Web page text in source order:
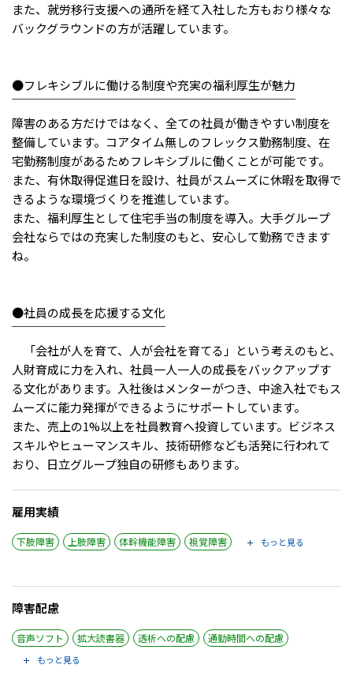
また、就労移行支援への通所を経て入社した方もおり様々な
バックグラウンドの方が活躍しています。
●フレキシブルに働ける制度や充実の福利厚生が魅力
￣￣￣￣￣￣￣￣￣￣￣￣￣￣￣￣￣￣￣￣￣￣￣￣
障害のある方だけではなく、全ての社員が働きやすい制度を
整備しています。コアタイム無しのフレックス勤務制度、在
宅勤務制度があるためフレキシブルに働くことが可能です。
また、有休取得促進日を設け、社員がスムーズに休暇を取得で
きるような環境づくりを推進しています。
また、福利厚生として住宅手当の制度を導入。大手グループ
会社ならではの充実した制度のもと、安心して勤務できます
ね。
●社員の成長を応援する文化
￣￣￣￣￣￣￣￣￣￣￣￣￣
「会社が人を育て、人が会社を育てる」という考えのもと、
人財育成に力を入れ、社員一人一人の成長をバックアップす
る文化があります。入社後はメンターがつき、中途入社でもス
ムーズに能力発揮ができるようにサポートしています。
また、売上の1%以上を社員教育へ投資しています。ビジネス
スキルやヒューマンスキル、技術研修なども活発に行われて
おり、日立グループ独自の研修もあります。
雇用実績
下肢障害 上肢障害 体幹機能障害 視覚障害 もっと見る
障害配慮
音声ソフト 拡大読書器 透析への配慮 通勤時間への配慮
もっと見る
法人向けページ
メニューを閉じる